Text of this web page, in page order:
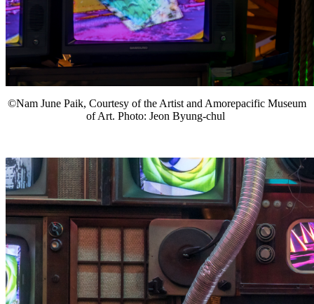
©Nam June Paik, Courtesy of the Artist and Amorepacific Museum
of Art. Photo: Jeon Byung-chul